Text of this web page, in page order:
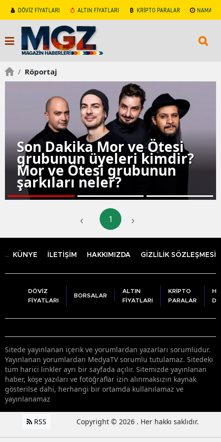
DÖVİZ FİYATLARI ALTIN FİYATLARI KRİPTO PARALAR NAMAZ
/ Röportaj
Son Dakika Mor ve Ötesi
grubunun üyeleri kimdir?
Mor ve Ötesi grubunun
şarkıları neler?
‹ 1 ›
KÜNYE İLETİŞİM HAKKIMIZDA GİZLİLİK SÖZLEŞMESİ
DÖVİZ
FİYATLARI
BORSALAR
ALTIN
FİYATLARI
KRİPTO
PARALAR
Sitede yayınlanan içerik ve yorumlardan yazarları sorumludur.
Yayınlanan yorumlardan MedyaTV sorumlu tutulamaz. Sitedeki
tüm harici linkler ayrı bir sayfada açılır. Sitemizde yayınlanan
haber, köşe yazıları ve fotoğraflar izin alınmaksızın kaynak
gösterilse dahi, herhangi bir ortamda kullanılamaz ve
yayınlanamaz
RSS Copyright © 2026 . Her hakkı saklıdır.